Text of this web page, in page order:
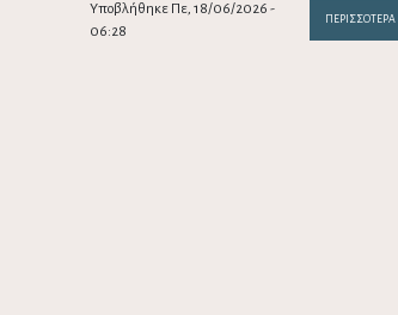
Υποβλήθηκε Πε, 18/06/2026 -
06:28
ΠΕΡΙΣΣΌΤΕΡΑ